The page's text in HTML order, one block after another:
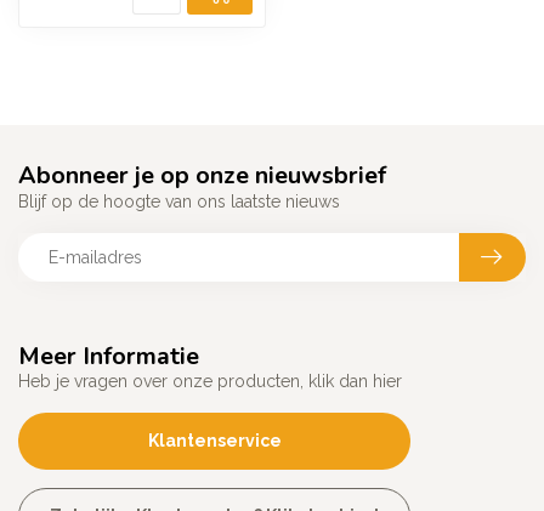
Meer Informatie
Heb je vragen over onze producten, klik dan hier
Klantenservice
Abonneer je op onze nieuwsbrief
Blijf op de hoogte van ons laatste nieuws